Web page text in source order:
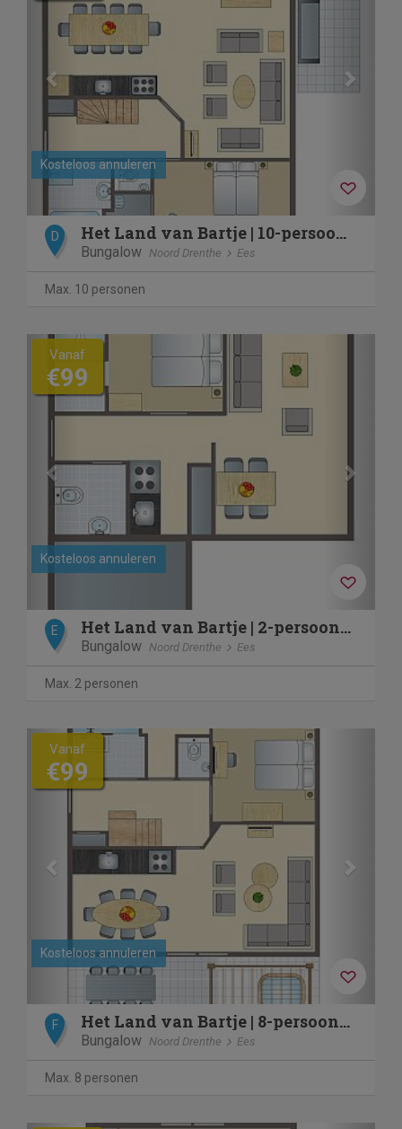
Kosteloos annuleren
D Het Land van Bartje | 10-persoons boerderij | 10EL
Bungalow Noord Drenthe Ees
Max. 10 personen
Previous
Kosteloos annuleren
Vanaf
€99
E Het Land van Bartje | 2-persoons bungalow | 2A
Bungalow Noord Drenthe Ees
Max. 2 personen
Previous
Kosteloos annuleren
Vanaf
€99
F Het Land van Bartje | 8-persoons boerderij | 8ELVW
Bungalow Noord Drenthe Ees
Max. 8 personen